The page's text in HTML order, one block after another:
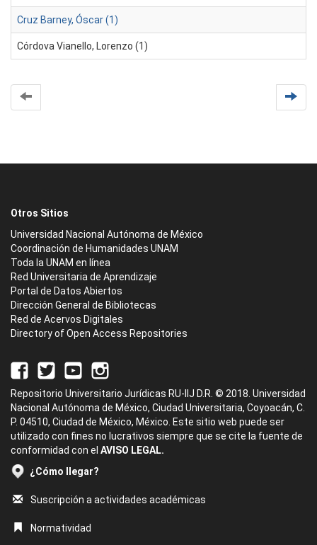
Cruz Barney, Óscar (1)
Córdova Vianello, Lorenzo (1)
Otros Sitios
Universidad Nacional Autónoma de México
Coordinación de Humanidades UNAM
Toda la UNAM en línea
Red Universitaria de Aprendizaje
Portal de Datos Abiertos
Dirección General de Bibliotecas
Red de Acervos Digitales
Directory of Open Access Repositories
Repositorio Universitario Jurídicas RU-IIJ D.R. © 2018. Universidad
Nacional Autónoma de México, Ciudad Universitaria, Coyoacán, C.
P. 04510, Ciudad de México, México. Este sitio web puede ser
utilizado con fines no lucrativos siempre que se cite la fuente de
conformidad con el AVISO LEGAL.
¿Cómo llegar?
Suscripción a actividades académicas
Normatividad